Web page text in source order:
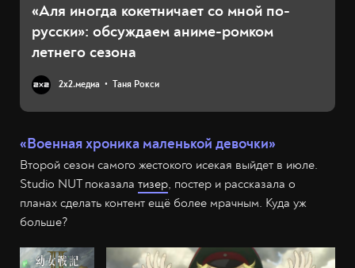
«Аля иногда кокетничает со мной по-
русски»: обсуждаем аниме-ромком
летнего сезона
2х2.медиа Таня Рокси
«Военная хроника маленькой девочки»
Второй сезон самого жестокого исекая выйдет в июле.
Studio NUT показала тизер, постер и рассказала о
планах сделать контент ещё более мрачным. Куда уж
больше?